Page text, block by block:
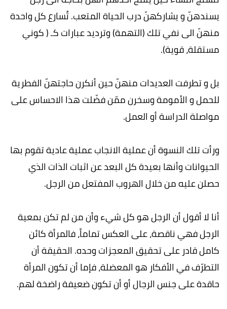
يسندهنّ و يشاركهنّ درب الحياة المتعب. تُسارع كل واحدة
منهنّ الى نفي تلك (التهمة) وترديد عبارات كـ ( كوني
مستقلة، قوية).
بل و تطرفت العديدات منهنّ حين أنكرن حاجتهنّ الفطرية
للحمل و الأمومة وسخرن ممّن فضّلت هذا الاحساس على
مواصلة الدراسة أو العمل.
ورأت تلك النسوة أن عملية الانجاب عملية عادية تقوم بها
الحيوانات وأنها بعيدة كل البعد عن اثبات الذات الذي
حصلن عليه من خلال الهروب المفتعل من الرجل.
أنا لا أقول أن الرجل هو كل شيء وأن من لم تكن بمعية
الرجل فهي ناقصة، على العكس تماماً، فالمرأة كائن
كامل قادر على تحقيق المعجزات وحده. الحقيقة أن
التطرّف في الأفكار هو المعضلة، فإما أن تكون المرأة
حاقدة على جنس الرجال أو أن تكون ضعيفة راضخة لهم.